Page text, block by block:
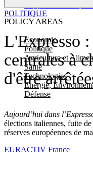
POLICY AREAS
Economie
Politique
Agriculture et
Santé
Technologies
Energie,
Défense
L'Expresso
centrales à
d'être
Aujourd’hui dans
élections italiennes, fuite
réserves européennes de
POLITIQUE
EURACTIV France